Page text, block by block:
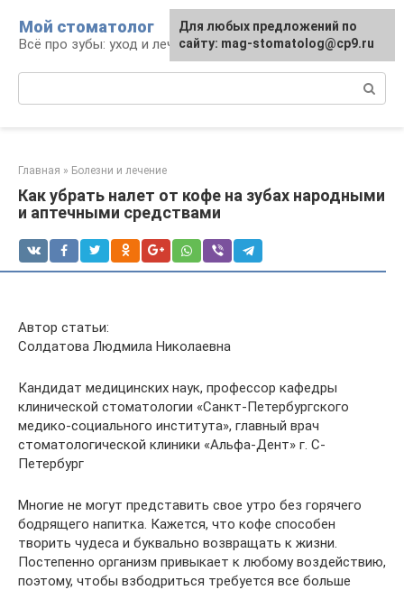
контенту
Мой стоматолог
Всё про зубы: уход и лечение
Главная » Болезни и лечение
Как убрать налет от кофе на зубах народными
и аптечными средствами
Автор статьи:
Солдатова Людмила Николаевна
Кандидат медицинских наук, профессор кафедры
клинической стоматологии «Санкт-Петербургского
медико-социального института», главный врач
стоматологической клиники «Альфа-Дент» г. С-
Петербург
Многие не могут представить свое утро без горячего
бодрящего напитка. Кажется, что кофе способен
творить чудеса и буквально возвращать к жизни.
Постепенно организм привыкает к любому воздействию,
поэтому, чтобы взбодриться требуется все больше
Для любых предложений по
сайту: mag-stomatolog@cp9.ru